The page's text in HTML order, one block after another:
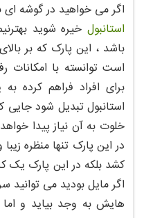
اگر می خواهید در گوشه ای
استانبول خیره شوید
باشد ، این پارک که بر
است توانسته با امکانات
برای افراد فراهم کرده
استانبول تبدیل شود
خلوت به آن نیاز پیدا
در این پارک تنها منظره
کشد بلکه در این پارک یک
اگر مایل بودید می توانید
هایش به وجد بیاید و